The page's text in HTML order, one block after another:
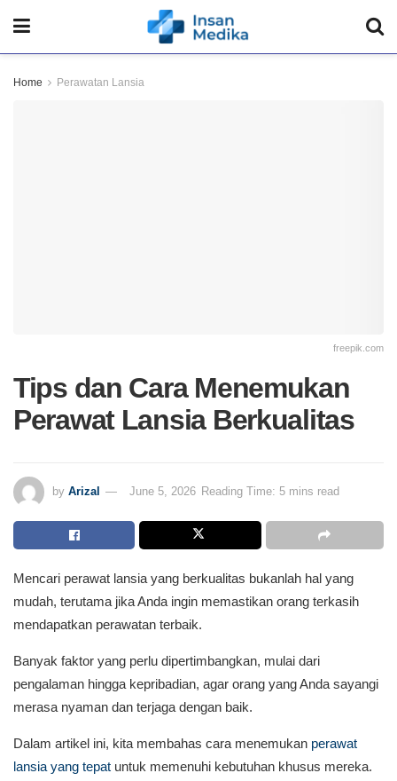
Home Perawatan Lansia
freepik.com
Tips dan Cara Menemukan
Perawat Lansia Berkualitas
by Arizal June 5, 2026 Reading Time: 5 mins read
Mencari perawat lansia yang berkualitas bukanlah hal yang
mudah, terutama jika Anda ingin memastikan orang terkasih
mendapatkan perawatan terbaik.
Banyak faktor yang perlu dipertimbangkan, mulai dari
pengalaman hingga kepribadian, agar orang yang Anda sayangi
merasa nyaman dan terjaga dengan baik.
Dalam artikel ini, kita membahas cara menemukan perawat
lansia yang tepat untuk memenuhi kebutuhan khusus mereka.